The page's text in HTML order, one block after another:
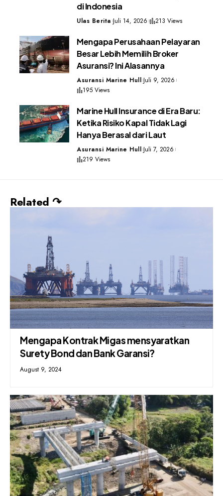
di Indonesia
Ulas Berita Juli 14, 2026 213 Views
Mengapa Perusahaan Pelayaran
Besar Lebih Memilih Broker
Asuransi? Ini Alasannya
Asuransi Marine Hull Juli 9, 2026
195 Views
Marine Hull Insurance di Era Baru:
Ketika Risiko Kapal Tidak Lagi
Hanya Berasal dari Laut
Asuransi Marine Hull Juli 7, 2026
219 Views
Related ↷
Mengapa Kontrak Migas mensyaratkan
Surety Bond dan Bank Garansi?
August 9, 2024